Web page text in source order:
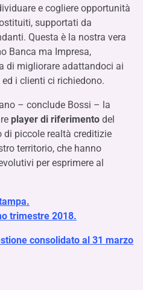
e cogliere opportunità
supportati da
Questa è la nostra vera
Banca ma Impresa,
di migliorare adattandoci ai
i clienti ci richiedono.
– conclude Bossi – la
player di riferimento del
piccole realtà creditizie
territorio, che hanno
per esprimere al
trimestre 2018.
consolidato al 31 marzo